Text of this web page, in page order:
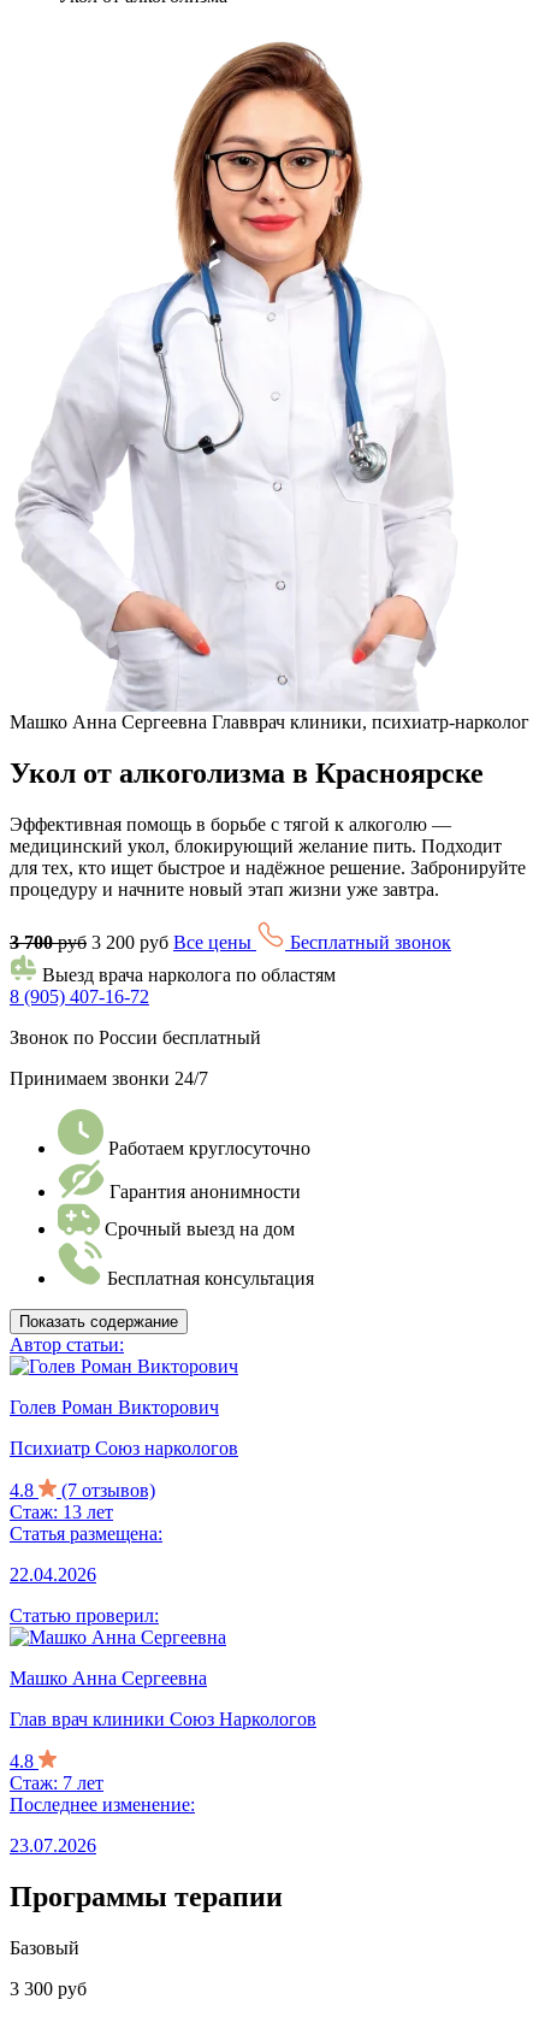
Машко Анна Сергеевна Главврач клиники, психиатр-нарколог
Укол от алкоголизма в Красноярске
Эффективная помощь в борьбе с тягой к алкоголю —
медицинский укол, блокирующий желание пить. Подходит
для тех, кто ищет быстрое и надёжное решение. Забронируйте
процедуру и начните новый этап жизни уже завтра.
3 700руб 3 200 руб Все цены
Бесплатный звонок
Выезд врача нарколога по областям
8 (905) 407-16-72
Звонок по России бесплатный
Принимаем звонки 24/7
Работаем круглосуточно
Гарантия анонимности
Срочный выезд на дом
Бесплатная консультация
Показать содержание
Автор статьи:
Голев Роман Викторович
Психиатр Союз наркологов
4.8
(7 отзывов)
Стаж: 13 лет
Статья размещена:
22.04.2026
Статью проверил:
Машко Анна Сергеевна
Глав врач клиники Союз Наркологов
4.8
Стаж: 7 лет
Последнее изменение:
23.07.2026
Программы терапии
Базовый
3 300 руб